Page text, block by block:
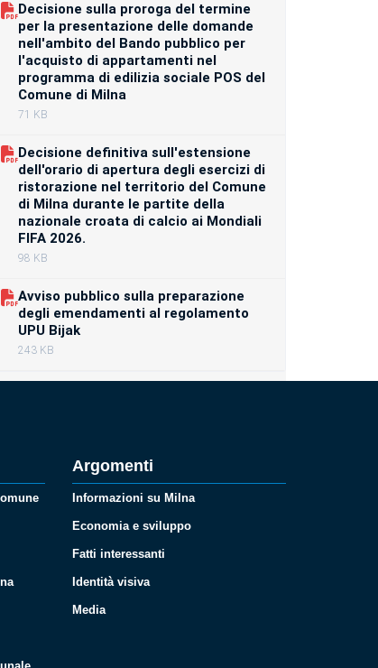
Decisione sulla proroga del termine
per la presentazione delle domande
nell'ambito del Bando pubblico per
l'acquisto di appartamenti nel
programma di edilizia sociale POS del
Comune di Milna
71 KB
Decisione definitiva sull'estensione
dell'orario di apertura degli esercizi di
ristorazione nel territorio del Comune
di Milna durante le partite della
nazionale croata di calcio ai Mondiali
FIFA 2026.
98 KB
Avviso pubblico sulla preparazione
degli emendamenti al regolamento
UPU Bijak
243 KB
Argomenti
Informazioni su Milna
Economia e sviluppo
Fatti interessanti
Identità visiva
Media